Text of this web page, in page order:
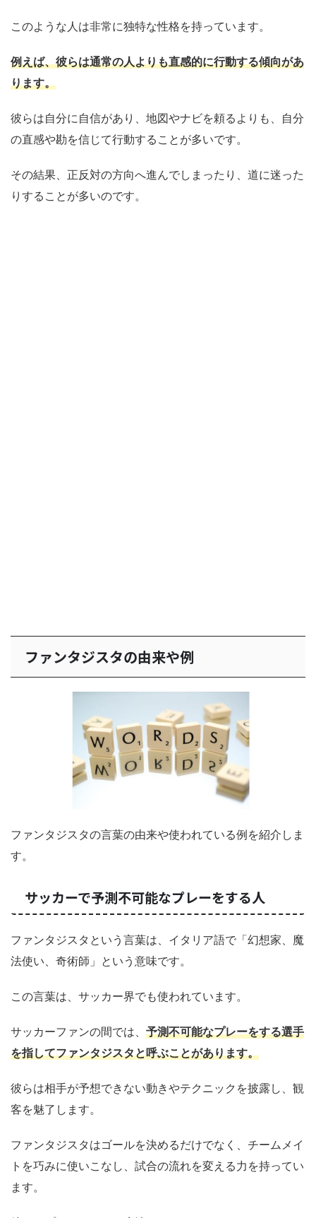
このような人は非常に独特な性格を持っています。
例えば、彼らは通常の人よりも直感的に行動する傾向があ
ります。
彼らは自分に自信があり、地図やナビを頼るよりも、自分
の直感や勘を信じて行動することが多いです。
その結果、正反対の方向へ進んでしまったり、道に迷った
りすることが多いのです。
ファンタジスタの由来や例
ファンタジスタの言葉の由来や使われている例を紹介しま
す。
サッカーで予測不可能なプレーをする人
ファンタジスタという言葉は、イタリア語で「幻想家、魔
法使い、奇術師」という意味です。
この言葉は、サッカー界でも使われています。
サッカーファンの間では、 予測不可能なプレーをする選手
を指してファンタジスタと呼ぶことがあります。
彼らは相手が予想できない動きやテクニックを披露し、観
客を魅了します。
ファンタジスタはゴールを決めるだけでなく、チームメイ
トを巧みに使いこなし、試合の流れを変える力を持ってい
ます。